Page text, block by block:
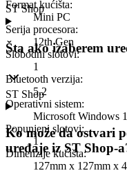
Format kućišta:
Mini PC
Serija procesora:
12th Gen
Slobodni slotovi:
1
Bluetooth verzija:
5.2
Operativni sistem:
Microsoft Windows
Popunjeni slotovi:
1
Dimenzije kućišta:
127mm x 127mm x
ST Shop
Šta ako izaberem
ST Shop
Ko može da ostvari
uređaje iz ST Shop-